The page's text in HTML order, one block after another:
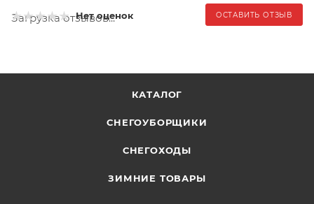
Нет оценок ОСТАВИТЬ ОТЗЫВ
Загрузка отзывов...
КАТАЛОГ
СНЕГОУБОРЩИКИ
СНЕГОХОДЫ
ЗИМНИЕ ТОВАРЫ